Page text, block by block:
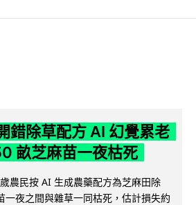
錯除草配方 AI 幻覺累老
畝芝麻苗一夜枯死
農民按 AI 生成農藥配方為芝麻田除
一夜之間與雜草一同枯死，估計損失約